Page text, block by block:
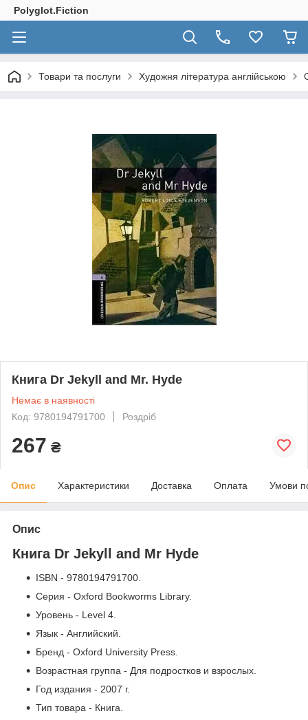
Polyglot.Fiction
Товари та послуги Художня література англійською
Книга Dr Jekyll and Mr. Hyde
Немає в наявності
Код: 9780194791700
Роздріб
267 ₴
Опис Характеристики Доставка Оплата Умови
Опис
Книга Dr Jekyll and Mr Hyde
ISBN - 9780194791700.
Серия - Oxford Bookworms Library.
Уровень - Level 4.
Язык - Английский.
Бренд - Oxford University Press.
Возрастная группа - Для подростков и взрослых.
Год издания - 2007 г.
Тип товара - Книга.